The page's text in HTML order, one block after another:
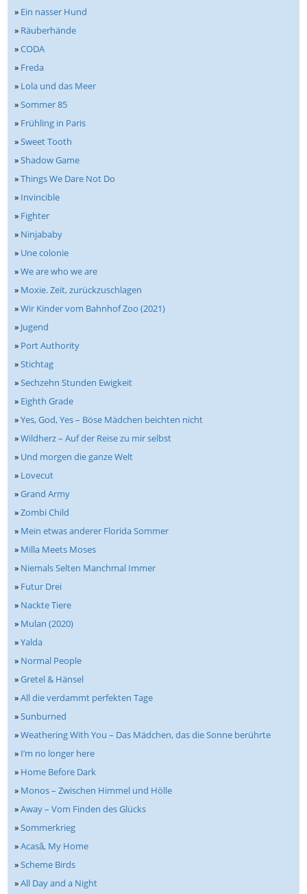
» Ein nasser Hund
» Räuberhände
»CODA
» Freda
» Lola und das Meer
»Sommer 85
» Frühling in Paris
»Sweet Tooth
»Shadow Game
»Things We Dare Not Do
» Invincible
» Fighter
» Ninjababy
» Une colonie
»We are who we are
» Moxie. Zeit, zurückzuschlagen
»Wir Kinder vom Bahnhof Zoo (2021)
» Jugend
» Port Authority
»Stichtag
»Sechzehn Stunden Ewigkeit
» Eighth Grade
»Yes, God, Yes – Böse Mädchen beichten nicht
»Wildherz – Auf der Reise zu mir selbst
» Und morgen die ganze Welt
» Lovecut
»Grand Army
»Zombi Child
» Mein etwas anderer Florida Sommer
» Milla Meets Moses
» Niemals Selten Manchmal Immer
» Futur Drei
» Nackte Tiere
» Mulan (2020)
»Yalda
» Normal People
»Gretel & Hänsel
»All die verdammt perfekten Tage
»Sunburned
»Weathering With You – Das Mädchen, das die Sonne berührte
» I’m no longer here
» Home Before Dark
» Monos – Zwischen Himmel und Hölle
»Away – Vom Finden des Glücks
»Sommerkrieg
»Acasă, My Home
»Scheme Birds
»All Day and a Night